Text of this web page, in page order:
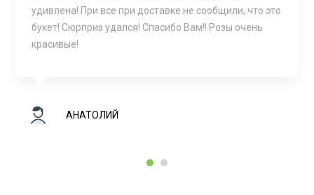
удивлена! При все при доставке не сообщили, что это
букет! Сюрприз удался! Спасибо Вам!! Розы очень
красивые!
АНАТОЛИЙ
1 2